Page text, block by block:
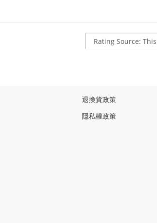
退換貨政策
隱私權政策